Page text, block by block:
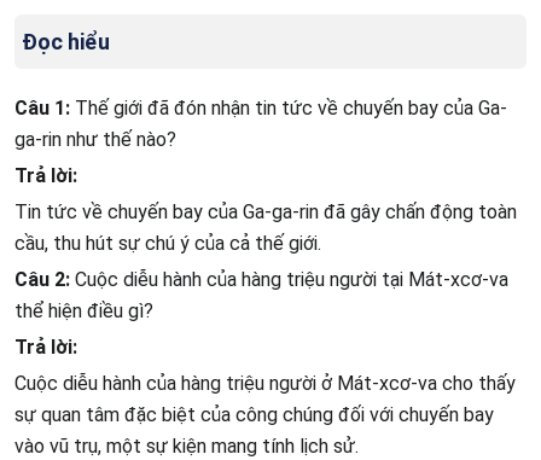
Đọc hiểu
Câu 1: Thế giới đã đón nhận tin tức về chuyến bay của Ga-
ga-rin như thế nào?
Trả lời:
Tin tức về chuyến bay của Ga-ga-rin đã gây chấn động toàn
cầu, thu hút sự chú ý của cả thế giới.
Câu 2: Cuộc diễu hành của hàng triệu người tại Mát-xcơ-va
thể hiện điều gì?
Trả lời:
Cuộc diễu hành của hàng triệu người ở Mát-xcơ-va cho thấy
sự quan tâm đặc biệt của công chúng đối với chuyến bay
vào vũ trụ, một sự kiện mang tính lịch sử.